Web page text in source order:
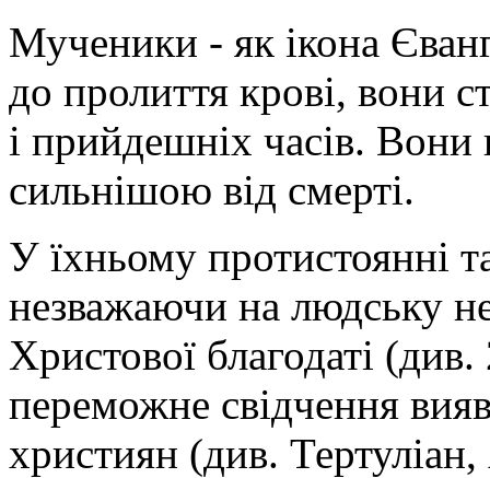
Мученики - як ікона
до пролиття крові, вони
і прийдешніх часів.
сильнішою від смерті.
У їхньому протистоянні
незважаючи на людську
Христової благодаті
переможне свідчення
християн (див.